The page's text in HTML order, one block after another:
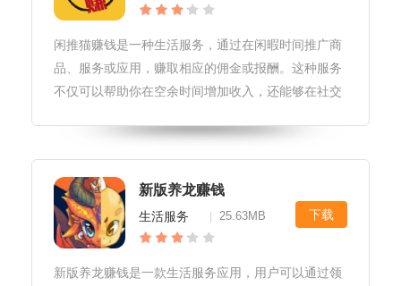
闲推猫赚钱是一种生活服务，通过在闲暇时间推广商
品、服务或应用，赚取相应的佣金或报酬。这种服务
不仅可以帮助你在空余时间增加收入，还能够在社交
力。闲推猫赚钱软件更新1.修复了已知的小错误和漏
洞。2.优化了软件性能，提升了
新版养龙赚钱
生活服务 25.63MB 下载
新版养龙赚钱是一款生活服务应用，用户可以通过领